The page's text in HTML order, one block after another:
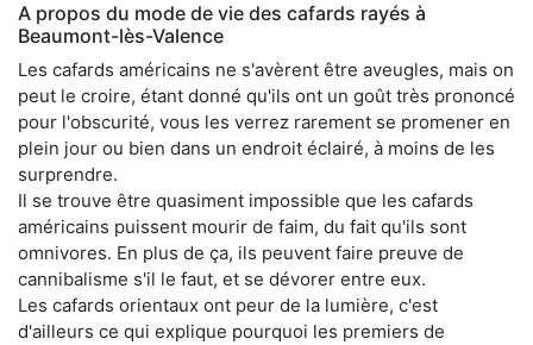
A propos du mode de vie des cafards rayés à
Beaumont-lès-Valence
Les cafards américains ne s'avèrent être aveugles, mais on
peut le croire, étant donné qu'ils ont un goût très prononcé
pour l'obscurité, vous les verrez rarement se promener en
plein jour ou bien dans un endroit éclairé, à moins de les
surprendre.
Il se trouve être quasiment impossible que les cafards
américains puissent mourir de faim, du fait qu'ils sont
omnivores. En plus de ça, ils peuvent faire preuve de
cannibalisme s'il le faut, et se dévorer entre eux.
Les cafards orientaux ont peur de la lumière, c'est
d'ailleurs ce qui explique pourquoi les premiers de